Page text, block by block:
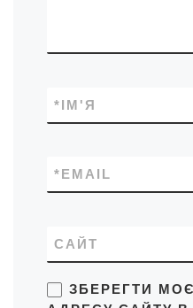
ІМ'Я
*
EMAIL
*
САЙТ
ЗБЕРЕГТИ